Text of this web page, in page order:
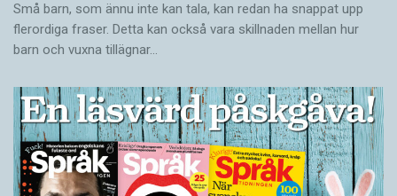
Små barn, som ännu inte kan tala, kan redan ha snappat upp
flerordiga fraser. Detta kan också vara skillnaden mellan hur
barn och vuxna tillägnar…